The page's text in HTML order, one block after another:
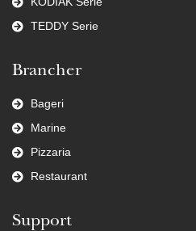
TEDDY Serie
Brancher
Bageri
Marine
Pizzaria
Restaurant
Support